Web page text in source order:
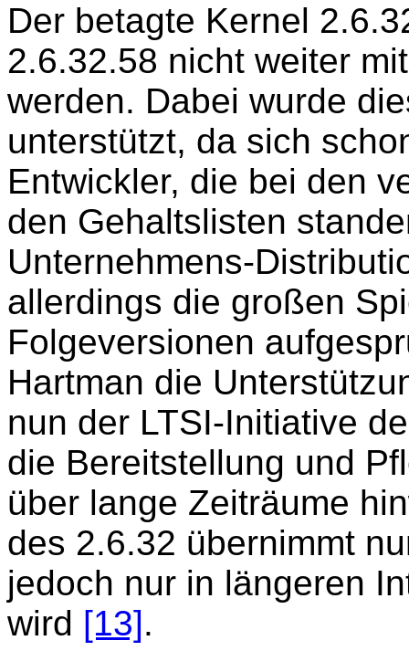
Der betagte Kernel
2.6.32.58 nicht weiter
werden. Dabei wurde
unterstützt, da sich
Entwickler, die bei den
den Gehaltslisten
Unternehmens-
allerdings die großen
Folgeversionen
Hartman die
nun der LTSI-Initiative
die Bereitstellung und
über lange Zeiträume
des 2.6.32 übernimmt
jedoch nur in längeren
wird [13].